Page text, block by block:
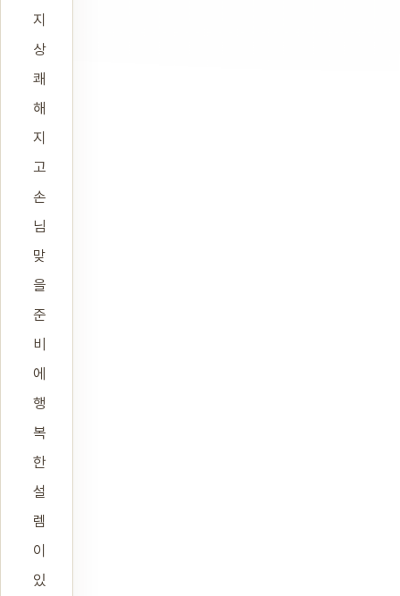
지
상
쾌
해
지
고
손
님
맞
을
준
비
에
행
복
한
설
렘
이
있